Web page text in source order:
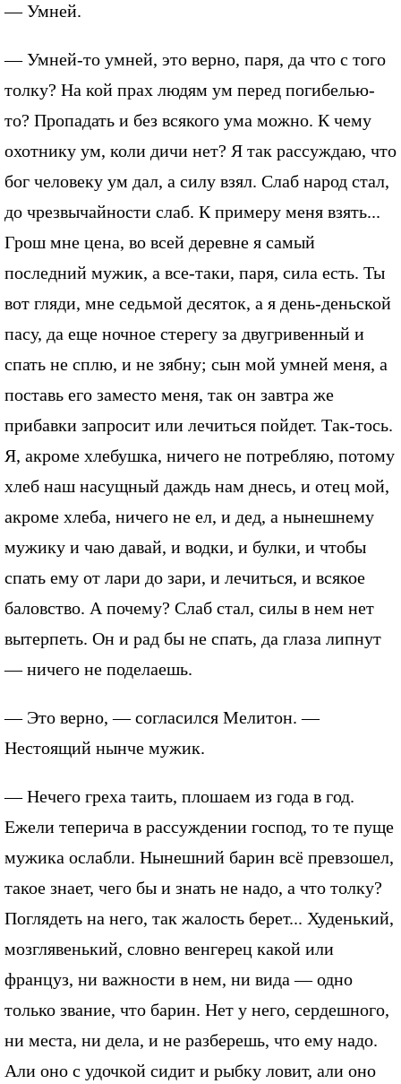
— Умней.
— Умней-то умней, это верно, паря, да что с того
толку? На кой прах людям ум перед погибелью-
то? Пропадать и без всякого ума можно. К чему
охотнику ум, коли дичи нет? Я так рассуждаю, что
бог человеку ум дал, а силу взял. Слаб народ стал,
до чрезвычайности слаб. К примеру меня взять...
Грош мне цена, во всей деревне я самый
последний мужик, а все-таки, паря, сила есть. Ты
вот гляди, мне седьмой десяток, а я день-деньской
пасу, да еще ночное стерегу за двугривенный и
спать не сплю, и не зябну; сын мой умней меня, а
поставь его заместо меня, так он завтра же
прибавки запросит или лечиться пойдет. Так-тось.
Я, акроме хлебушка, ничего не потребляю, потому
хлеб наш насущный даждь нам днесь, и отец мой,
акроме хлеба, ничего не ел, и дед, а нынешнему
мужику и чаю давай, и водки, и булки, и чтобы
спать ему от лари до зари, и лечиться, и всякое
баловство. А почему? Слаб стал, силы в нем нет
вытерпеть. Он и рад бы не спать, да глаза липнут
— ничего не поделаешь.
— Это верно, — согласился Мелитон. —
Нестоящий нынче мужик.
— Нечего греха таить, плошаем из года в год.
Ежели теперича в рассуждении господ, то те пуще
мужика ослабли. Нынешний барин всё превзошел,
такое знает, чего бы и знать не надо, а что толку?
Поглядеть на него, так жалость берет... Худенький,
мозглявенький, словно венгерец какой или
француз, ни важности в нем, ни вида — одно
только звание, что барин. Нет у него, сердешного,
ни места, ни дела, и не разберешь, что ему надо.
Али оно с удочкой сидит и рыбку ловит, али оно